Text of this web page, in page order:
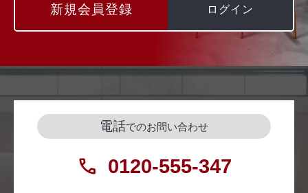
新規会員登録 ログイン
電話でのお問い合わせ
0120-555-347